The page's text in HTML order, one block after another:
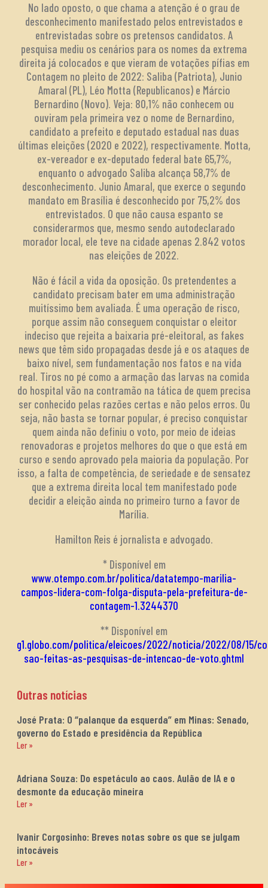
No lado oposto, o que chama a atenção é o grau de
desconhecimento manifestado pelos entrevistados e
entrevistadas sobre os pretensos candidatos. A
pesquisa mediu os cenários para os nomes da extrema
direita já colocados e que vieram de votações pífias em
Contagem no pleito de 2022: Saliba (Patriota), Junio
Amaral (PL), Léo Motta (Republicanos) e Márcio
Bernardino (Novo). Veja: 80,1% não conhecem ou
ouviram pela primeira vez o nome de Bernardino,
candidato a prefeito e deputado estadual nas duas
últimas eleições (2020 e 2022), respectivamente. Motta,
ex-vereador e ex-deputado federal bate 65,7%,
enquanto o advogado Saliba alcança 58,7% de
desconhecimento. Junio Amaral, que exerce o segundo
mandato em Brasília é desconhecido por 75,2% dos
entrevistados. O que não causa espanto se
considerarmos que, mesmo sendo autodeclarado
morador local, ele teve na cidade apenas 2.842 votos
nas eleições de 2022.
Não é fácil a vida da oposição. Os pretendentes a
candidato precisam bater em uma administração
muitíssimo bem avaliada. É uma operação de risco,
porque assim não conseguem conquistar o eleitor
indeciso que rejeita a baixaria pré-eleitoral, as fakes
news que têm sido propagadas desde já e os ataques de
baixo nível, sem fundamentação nos fatos e na vida
real. Tiros no pé como a armação das larvas na comida
do hospital vão na contramão na tática de quem precisa
ser conhecido pelas razões certas e não pelos erros. Ou
seja, não basta se tornar popular, é preciso conquistar
quem ainda não definiu o voto, por meio de ideias
renovadoras e projetos melhores do que o que está em
curso e sendo aprovado pela maioria da população. Por
isso, a falta de competência, de seriedade e de sensatez
que a extrema direita local tem manifestado pode
decidir a eleição ainda no primeiro turno a favor de
Marília.
Hamilton Reis é jornalista e advogado.
* Disponível em
www.otempo.com.br/politica/datatempo-marilia-
campos-lidera-com-folga-disputa-pela-prefeitura-de-
contagem-1.3244370
** Disponível em
g1.globo.com/politica/eleicoes/2022/noticia/2022/08/15/
sao-feitas-as-pesquisas-de-intencao-de-voto.ghtml
Outras notícias
José Prata: O “palanque da esquerda” em Minas: Senado,
governo do Estado e presidência da República
Ler »
Adriana Souza: Do espetáculo ao caos. Aulão de IA e o
desmonte da educação mineira
Ler »
Ivanir Corgosinho: Breves notas sobre os que se julgam
intocáveis
Ler »